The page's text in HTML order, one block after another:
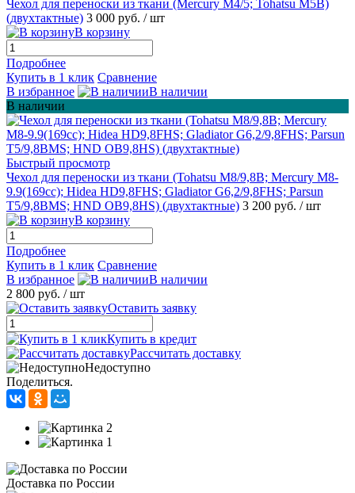
Чехол для переноски из ткани (Mercury М4/5; Tohatsu M5B)
(двухтактные) 3 000 руб. / шт
В корзину
Подробнее
Купить в 1 клик Сравнение
В избранное
В наличии
В наличии
Быстрый просмотр
Чехол для переноски из ткани (Tohatsu M8/9,8B; Mercury M8-
9.9(169сс); Hidea HD9,8FHS; Gladiator G6,2/9,8FHS; Parsun
T5/9,8BMS; HND OB9,8HS) (двухтактные) 3 200 руб. / шт
В корзину
Подробнее
Купить в 1 клик Сравнение
В избранное
В наличии
2 800 руб. / шт
Оставить заявку
Купить в кредит
Рассчитать доставку
Недоступно
Поделиться.
Доставка по России